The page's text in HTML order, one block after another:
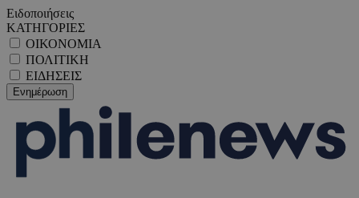
Ειδοποιήσεις
ΚΑΤΗΓΟΡΙΕΣ
ΟΙΚΟΝΟΜΙΑ
ΠΟΛΙΤΙΚΗ
ΕΙΔΗΣΕΙΣ